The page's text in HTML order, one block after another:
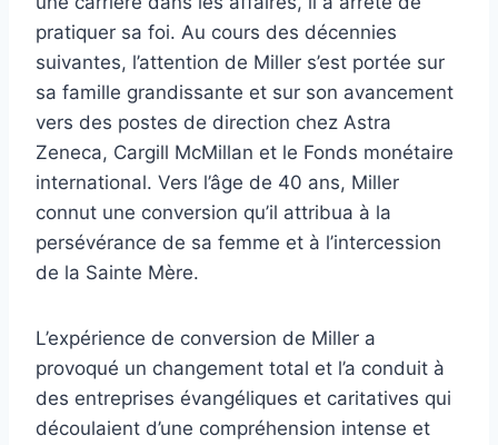
pratiquer sa foi. Au cours des décennies
suivantes, l’attention de Miller s’est portée sur
sa famille grandissante et sur son avancement
vers des postes de direction chez Astra
Zeneca, Cargill McMillan et le Fonds monétaire
international. Vers l’âge de 40 ans, Miller
connut une conversion qu’il attribua à la
persévérance de sa femme et à l’intercession
de la Sainte Mère.
L’expérience de conversion de Miller a
provoqué un changement total et l’a conduit à
des entreprises évangéliques et caritatives qui
découlaient d’une compréhension intense et